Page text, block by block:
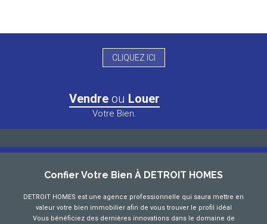
CLIQUEZ ICI
Vendre ou Louer
Votre Bien.
Confier Votre Bien À DETROIT HOMES
DETROIT HOMES est une agence professionnelle qui saura mettre en
valeur votre bien immobilier afin de vous trouver le profil idéal
Vous bénéficiez des dernières innovations dans le domaine de